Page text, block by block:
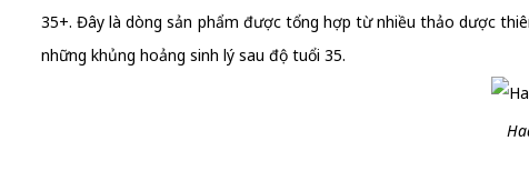
35+. Đây là dòng sản phẩm được tổng hợp từ nhiều thảo dược
những khủng hoảng sinh lý sau độ tuổi 35.